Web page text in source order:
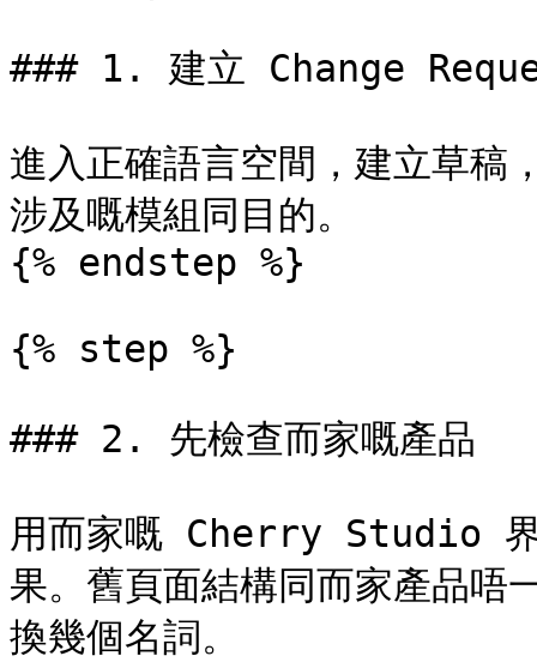
### 1. 建立 Change
進入正確語言空間，建立草稿
涉及嘅模組同目的。
{% endstep %}
{% step %}
### 2. 先檢查而家嘅產品
用而家嘅 Cherry Studio 界
果。舊頁面結構同而家產品唔
換幾個名詞。